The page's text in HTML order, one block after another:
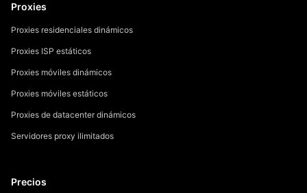
Proxies
Proxies residenciales dinámicos
Proxies ISP estáticos
Proxies móviles dinámicos
Proxies móviles estáticos
Proxies de datacenter dinámicos
Servidores proxy ilimitados
Precios